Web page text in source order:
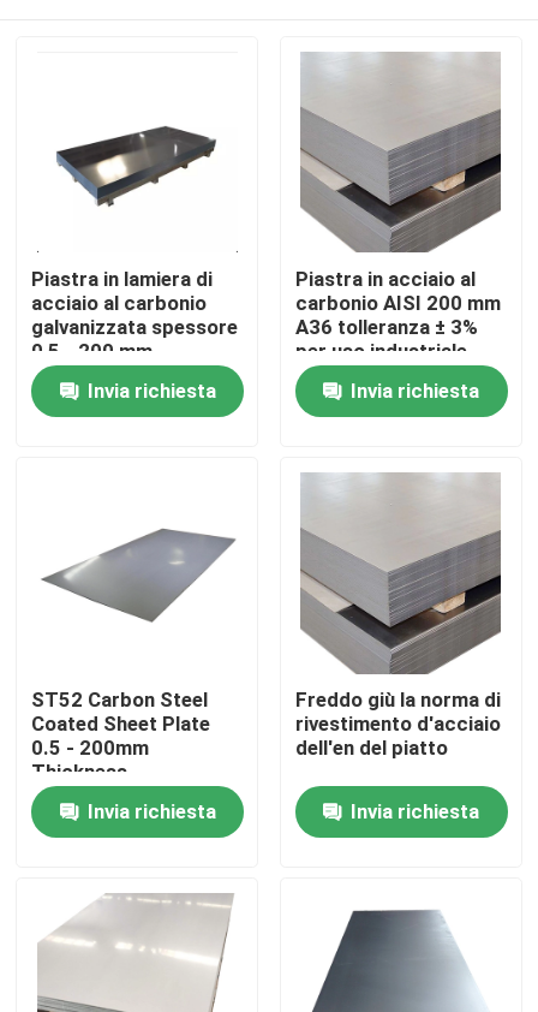
Casa
Prodotti
Circa noi
Giro della fabbrica
Controllo di qualità
Contattici
Piatto di alluminio dello strato
Piatto dello strato di acciaio inossidabile
Piastra in lamiera di
acciaio al carbonio
galvanizzata spessore
0,5 - 200 mm
Invia richiesta
Piastra in acciaio al
carbonio AISI 200 mm
A36 tolleranza ± 3%
per uso industriale
Invia richiesta
ST52 Carbon Steel
Coated Sheet Plate
0.5 - 200mm
Thickness
Invia richiesta
Freddo giù la norma di
rivestimento d'acciaio
dell'en del piatto
Invia richiesta